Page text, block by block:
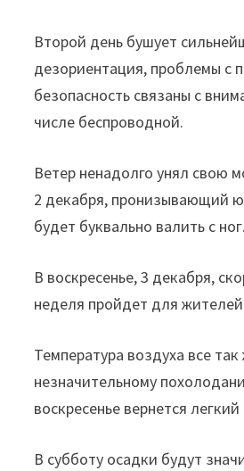
Второй день бушует
дезориентация, проблемы с
безопасность связаны с
числе беспроводной.
Ветер ненадолго унял свою
2 декабря, пронизывающий
будет буквально валить с ног.
В воскресенье, 3 декабря,
неделя пройдет для жителей
Температура воздуха все
незначительному
воскресенье вернется
В субботу осадки будут